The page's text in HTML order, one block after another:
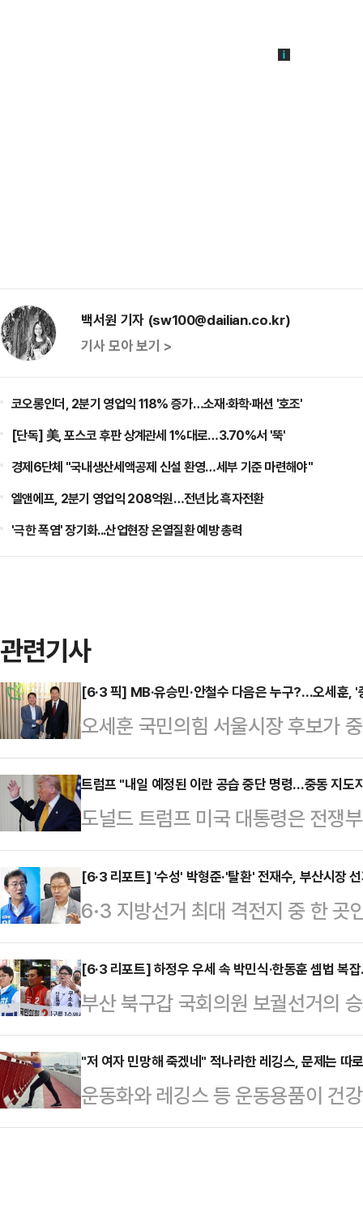
백서원 기자 (sw100@dailian.co.kr)
기사 모아 보기 >
코오롱인더, 2분기 영업익 118% 증가…소재·화학·패션 '호조'
[단독] 美, 포스코 후판 상계관세 1%대로…3.70%서 '뚝'
경제6단체 "국내생산세액공제 신설 환영…세부 기준 마련해야"
엘앤에프, 2분기 영업익 208억원…전년比 흑자전환
'극한 폭염' 장기화...산업현장 온열질환 예방 총력
관련기사
[6·3 픽] MB·유승민·안철수 다음은 누구?…오세훈, '
오세훈 국민의힘 서울시장 후보가
이유에 대해 관심이 쏠리고 있다.
권 일부의 평가절하도 존재하지만,
을 제대로 평가받기 위한 절박함이
영등포구 청년취업사관학교 영등
업사관학교'(청취사) 수료생들을
로 이명박 전 대통령, 이준석 개혁
의 만남이다.최근 오…
트럼프 "내일 예정된 이란 공습 중단 명령…중동 지도
도널드 트럼프 미국 대통령은 전쟁
령했다고 말했다.로이터통신에 따
셜미디어(SNS) 트루스소셜을 통
중단하라고 피트 헤그세스 전쟁부
혔다.그러면서 “중동 동맹국들의
다”며 “그들은 종전 합의가 이뤄질
란은 물론 중동 지역 국가 모두가
다.이어 그는 타밈…
[6·3 리포트] '수성' 박형준·'탈환' 전재수, 부산시장
6·3 지방선거 최대 격전지 중 한 곳
후보와 박형준 국민의힘 후보의 맞
경쟁력을 갖춘 두 후보가 정면으로
이 나타나고 있어서다.정치권에선 '
하는 구호가 부산 민심에 얼마나 효
수 있는지 여부가 이 선거의 승패를
가 MBC의 의뢰로 16~17일 무선
도를 조사한 결과…
[6·3 리포트] 하정우 우세 속 박민식·한동훈 셈법 복
부산 북구갑 국회의원 보궐선거의
가 꼽히고 있지만 정치권에서는 가
나타났다. 결국 3자 구도로 선거가
를 달리고 있는 하정우 더불어민주
이 나온다.여론조사 기관인 '여론
"저 여자 민망해 죽겠네" 적나라한 레깅스, 문제는 따
운동화와 레깅스 등 운동용품이 건
다.16일 관련업계에 따르면 영국